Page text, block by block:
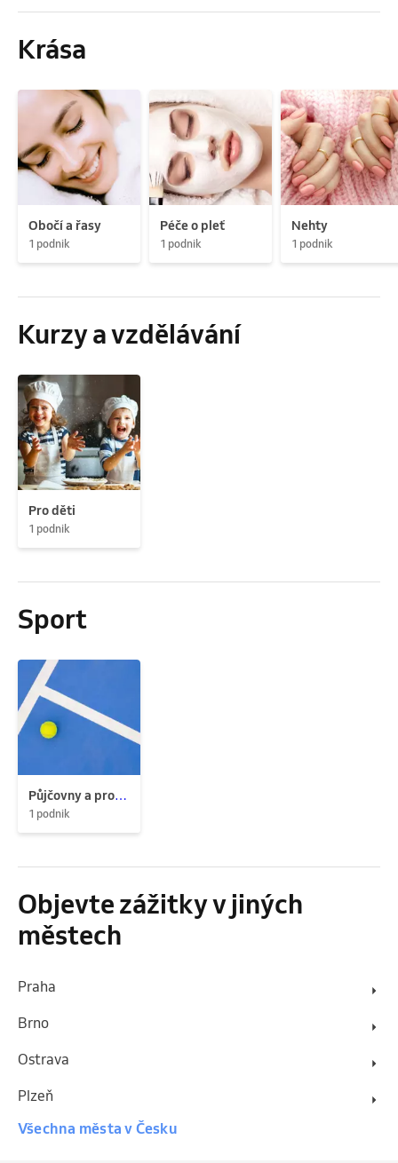
Krása
Obočí a řasy
1 podnik
Péče o pleť
1 podnik
Nehty
1 podnik
Kurzy a vzdělávání
Pro děti
1 podnik
Sport
Půjčovny a pronájem
1 podnik
Objevte zážitky v jiných
městech
Praha
Brno
Ostrava
Plzeň
Všechna města v Česku